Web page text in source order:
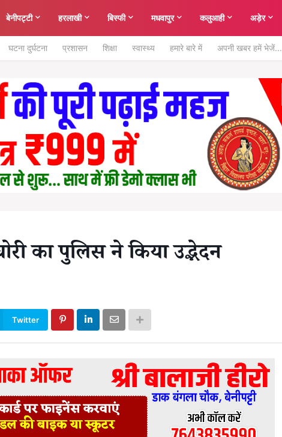
बेनीपट्टी हरलाखी बिस्फी मधवापुर कलुआही अड़ेर
घटना दुर्घटना प्रशासन शिक्षा स्वास्थ्य हमारे बारे में अपनी खबर हमें भेजें...
का पुलिस ने किया उद्भेदन
Twitter